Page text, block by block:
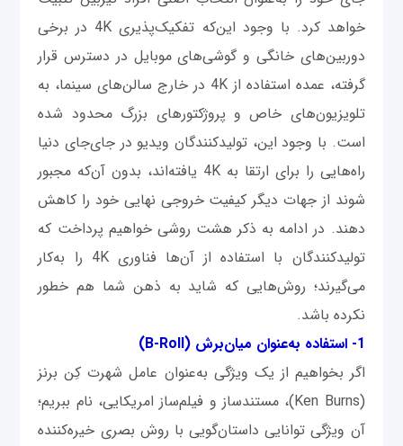
خواهد کرد. با وجود این‌که تفکیک‌پذیری 4K در برخی
دوربین‌های خانگی و گوشی‌های موبایل در دسترس قرار
گرفته، عمده استفاده از 4K در خارج‌ سالن‌های سینما، به
تلویزیون‌های خاص و پروژکتورهای بزرگ محدود شده‌
است. با وجود این، تولیدکنندگان ویدیو در جای‌جای دنیا
راه‌هایی را برای ارتقا به 4K یافته‌اند، بدون آن‌که مجبور
شوند از جهات دیگر کیفیت خروجی نهایی خود را کاهش
دهند. در ادامه به ذکر هشت روشی خواهیم پرداخت که
تولیدکنندگان با استفاده از آن‌ها فناوری 4K را به‌کار
می‌گیرند؛ روش‌هایی که شاید به ذهن شما هم خطور
نکرده باشد.
1- استفاده به‌عنوان میان‌برش (B-Roll)
اگر بخواهیم از یک ویژگی به‌عنوان عامل شهرت کِن برنز
(Ken Burns)، مستندساز و فیلم‌ساز امریکایی، نام ببریم؛
آن ویژگی توانایی داستان‌گویی با روش بصری خیره‌کننده